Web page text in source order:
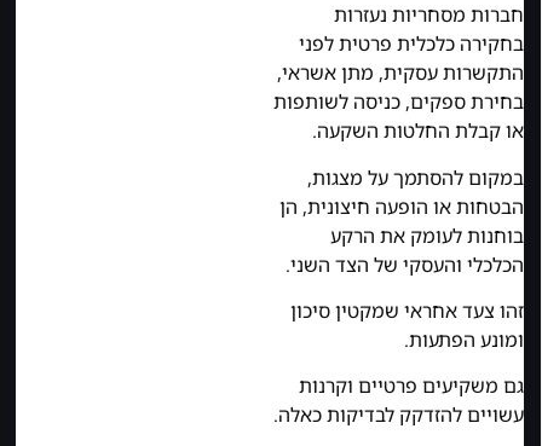
חברות מסחריות נעזרות
בחקירה כלכלית פרטית לפני
התקשרות עסקית, מתן אשראי,
בחירת ספקים, כניסה לשותפות
או קבלת החלטות השקעה.
במקום להסתמך על מצגות,
הבטחות או הופעה חיצונית, הן
בוחנות לעומק את הרקע
הכלכלי והעסקי של הצד השני.
זהו צעד אחראי שמקטין סיכון
ומונע הפתעות.
גם משקיעים פרטיים וקרנות
עשויים להזדקק לבדיקות כאלה.